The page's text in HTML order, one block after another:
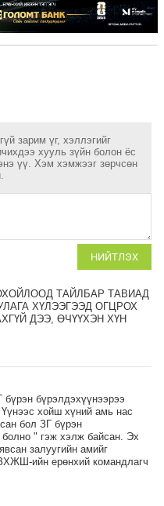
зарим үг, хэллэгийг
хууль зүйн болон ёс
үү. Хэм хэмжээг зөрчсөн
НИЙТЛЭХ
ТАЙЛБАР ТАВИАД
ХҮЛЭЭГЭЭД ОГЦРОХ
ДЭЭ, ӨЧҮҮХЭН ХҮН
бүрэн бүрэлдэхүүнээрээ
хойш хүний амь нас
бол ЗГ бүрэн
болно " гэж хэлж байсан. Эх
залуугийн амийг
ийн ерөнхий командлагч